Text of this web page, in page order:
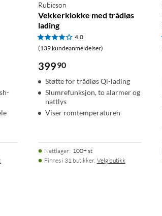
Rubicson
Vekkerklokke med trådløs
lading
4.0
(139 kundeanmeldelser)
39990
Støtte for trådløs Qi-lading
Slumrefunksjon, to alarmer og
nattlys
Viser romtemperaturen
Nettlager: 100+ st
Finnes i 31 butikker. Velg butikk